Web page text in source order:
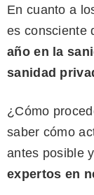
En cuanto a
es consciente
año en la
sanidad
¿Cómo
saber cómo
antes posible
expertos en